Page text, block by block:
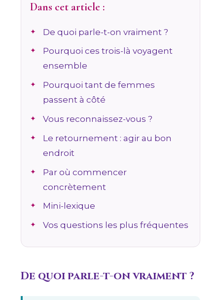
Dans cet article :
De quoi parle-t-on vraiment ?
Pourquoi ces trois-là voyagent
ensemble
Pourquoi tant de femmes
passent à côté
Vous reconnaissez-vous ?
Le retournement : agir au bon
endroit
Par où commencer
concrètement
Mini-lexique
Vos questions les plus fréquentes
De quoi parle-t-on vraiment ?